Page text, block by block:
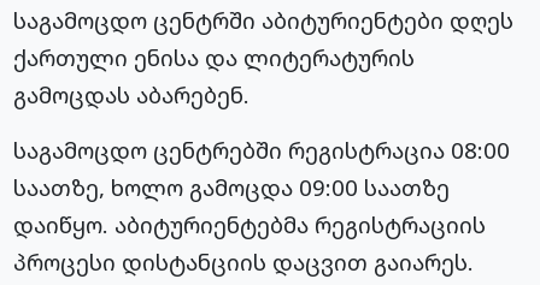
საგამოცდო ცენტრში აბიტურიენტები დღეს
ქართული ენისა და ლიტერატურის
გამოცდას აბარებენ.
საგამოცდო ცენტრებში რეგისტრაცია 08:00
საათზე, ხოლო გამოცდა 09:00 საათზე
დაიწყო. აბიტურიენტებმა რეგისტრაციის
პროცესი დისტანციის დაცვით გაიარეს.